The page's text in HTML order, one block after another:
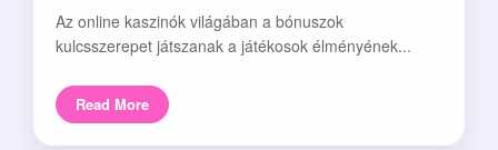
Az online kaszinók világában a bónuszok
kulcsszerepet játszanak a játékosok élményének...
Read More